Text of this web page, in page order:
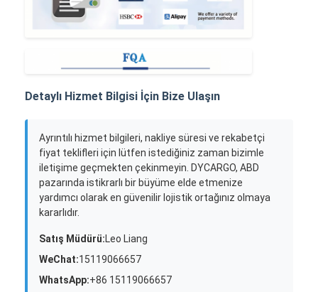
Detaylı Hizmet Bilgisi İçin Bize Ulaşın
Ayrıntılı hizmet bilgileri, nakliye süresi ve rekabetçi
fiyat teklifleri için lütfen istediğiniz zaman bizimle
iletişime geçmekten çekinmeyin. DYCARGO, ABD
pazarında istikrarlı bir büyüme elde etmenize
yardımcı olarak en güvenilir lojistik ortağınız olmaya
kararlıdır.
Satış Müdürü:Leo Liang
WeChat:15119066657
WhatsApp:+86 15119066657